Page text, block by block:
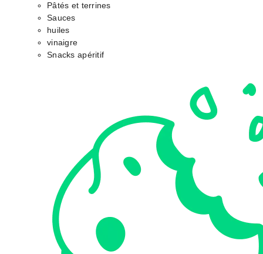
Pâtés et terrines
Sauces
huiles
vinaigre
Snacks apéritif